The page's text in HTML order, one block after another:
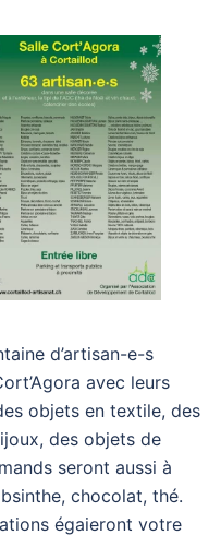
d’artisan-e-s
avec leurs
objets en textile, des
des objets de
seront aussi à
chocolat, thé.
égaieront votre